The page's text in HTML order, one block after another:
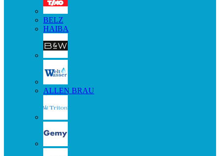
BELZ
HAIBA
ALLEN BRAU